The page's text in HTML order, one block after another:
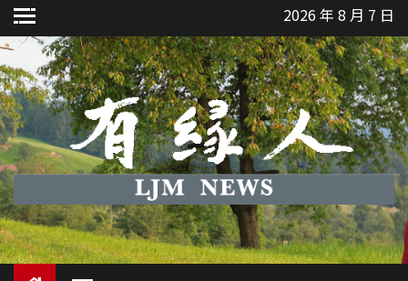
Skip
to
content
2026 年 8 月 7 日